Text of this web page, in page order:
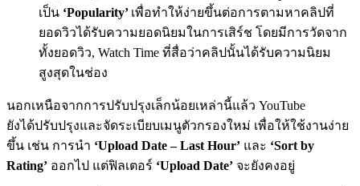
เป็น ‘Popularity’ เพื่อทำให้ง่ายขึ้นต่อการตามหาคลิปที่
ยอดวิวได้รับความยอดนิยมในการเสิร์ช โดยมีการวัดจาก
ทั้งยอดวิว, Watch Time ที่สื่อว่าคลิปนั้นได้รับความนิยม
สูงสุดในช่อง
นอกเหนือจากการปรับปรุงเล็กน้อยเหล่านี้แล้ว YouTube
ยังได้ปรับปรุงและจัดระเบียบเมนูตัวกรองใหม่ เพื่อให้ใช้งานง่าย
ขึ้น เช่น การนำ ‘Upload Date – Last Hour’ และ ‘Sort by
Rating’ ออกไป แต่ฟิลเตอร์ ‘Upload Date’ จะยังคงอยู่